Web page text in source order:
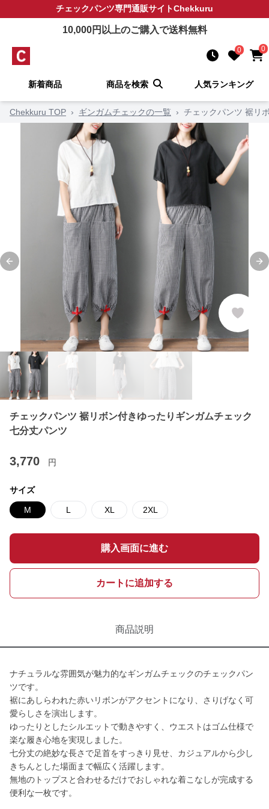
チェックパンツ専門通販サイトChekkuru
10,000円以上のご購入で送料無料
0 0
新着商品 商品を検索 人気ランキング
Chekkuru TOP › ギンガムチェックの一覧 › チェックパンツ 裾リ
Previous slide
チェックパンツ 裾リボン付きゆったりギンガムチェック
七分丈パンツ
3,770 円
サイズ
M L XL 2XL
購入画面に進む
カートに追加する
商品説明
ナチュラルな雰囲気が魅力的なギンガムチェックのチェックパン
ツです。
裾にあしらわれた赤いリボンがアクセントになり、さりげなく可
愛らしさを演出します。
ゆったりとしたシルエットで動きやすく、ウエストはゴム仕様で
楽な履き心地を実現しました。
七分丈の絶妙な長さで足首をすっきり見せ、カジュアルから少し
きちんとした場面まで幅広く活躍します。
無地のトップスと合わせるだけでおしゃれな着こなしが完成する
便利な一枚です。